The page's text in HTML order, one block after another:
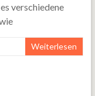
verschiedene
Weiterlesen